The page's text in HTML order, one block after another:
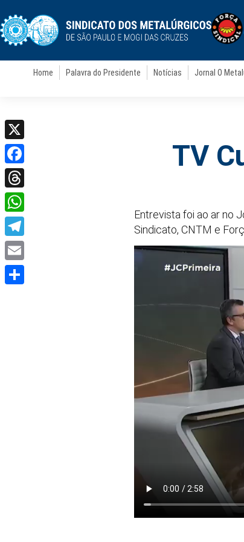
Home Palavra do Presidente Notícias Jornal O
TV
Entrevista foi ao ar no
Sindicato, CNTM e
X
Facebook
Threads
WhatsApp
Telegram
Email